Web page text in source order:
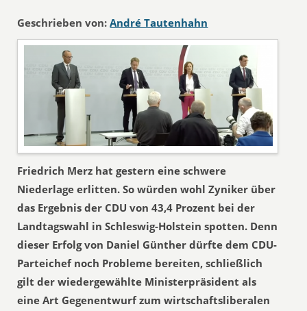
Geschrieben von: André Tautenhahn
Friedrich Merz hat gestern eine schwere
Niederlage erlitten. So würden wohl Zyniker über
das Ergebnis der CDU von 43,4 Prozent bei der
Landtagswahl in Schleswig-Holstein spotten. Denn
dieser Erfolg von Daniel Günther dürfte dem CDU-
Parteichef noch Probleme bereiten, schließlich
gilt der wiedergewählte Ministerpräsident als
eine Art Gegenentwurf zum wirtschaftsliberalen